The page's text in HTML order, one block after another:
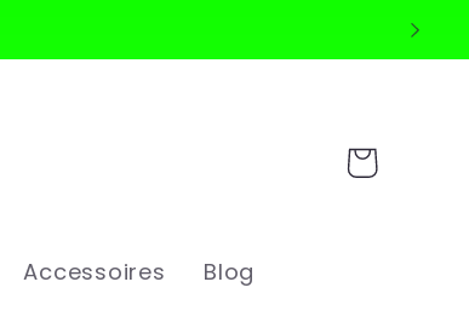
Accessoires Blog
Winkelwagen